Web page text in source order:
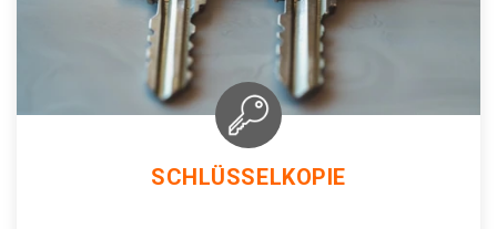
SCHLÜSSELKOPIE